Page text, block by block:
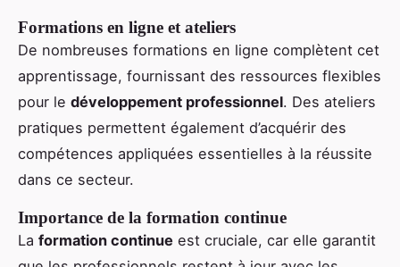
Formations en ligne et ateliers
De nombreuses formations en ligne complètent cet
apprentissage, fournissant des ressources flexibles
pour le développement professionnel. Des ateliers
pratiques permettent également d’acquérir des
compétences appliquées essentielles à la réussite
dans ce secteur.
Importance de la formation continue
La formation continue est cruciale, car elle garantit